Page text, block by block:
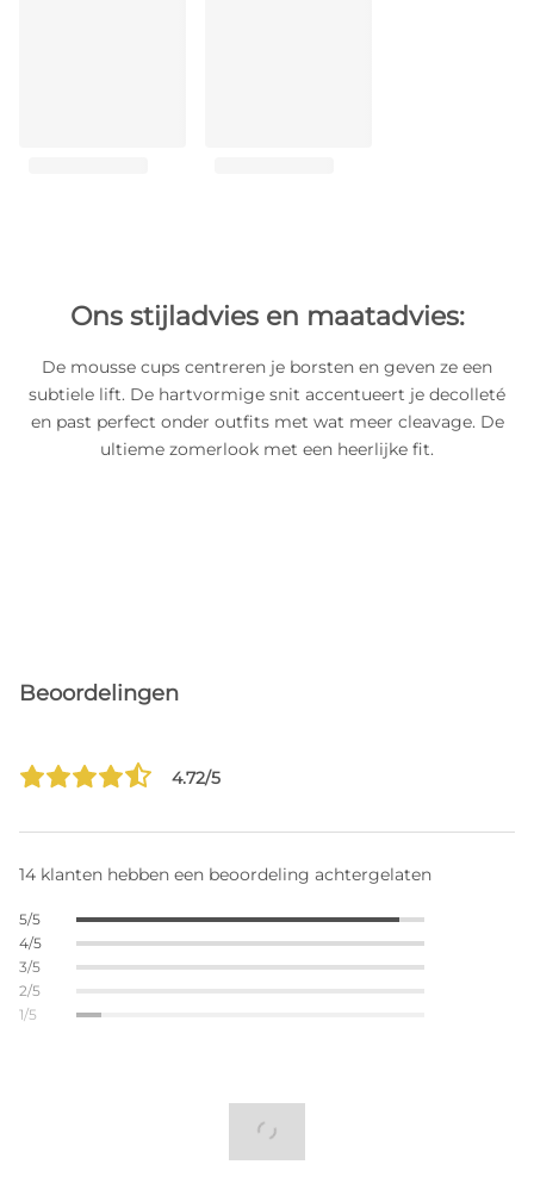
Ons stijladvies en maatadvies:
De mousse cups centreren je borsten en geven ze een
subtiele lift. De hartvormige snit accentueert je decolleté
en past perfect onder outfits met wat meer cleavage. De
ultieme zomerlook met een heerlijke fit.
Beoordelingen
4.72/5
14 klanten hebben een beoordeling achtergelaten
5/5
4/5
3/5
2/5
1/5